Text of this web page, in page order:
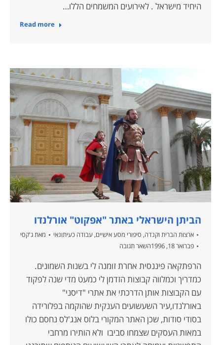
היחיד מישראל . לאירועים המשמחים הללו…
Read more
הביתן הישראלי באתר "אפקוט" אורלנדו
ארצות הברית וקנדה, סיפורי מסע אישיים, עבודה כעיתונאי מאתג'קסי
פברואר 18, 1996
השאר תגובה
הרפתקאה פיננסית אחרת זומנה לי בשנות השמונים.
כמדריך וכמלווה קבוצות הזדמן לי כמעט מדי שנה לפקוד
עם הקבוצות אותן הדרכתי את אתרי "דיסני"
באורלנדו,עיר השעשועים הענקית שהוקמה בפלורידה
בסודי סודות, שכן האתר המקורי בלוס אנג'לס נחסם כולו
במאות העסקים שצמחו סביבו ולא הותירו מרחבי